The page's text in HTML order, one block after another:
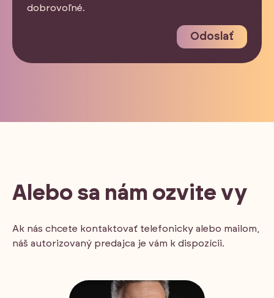
dobrovoľné.
Odoslať
Alebo sa nám ozvite vy
Ak nás chcete kontaktovať telefonicky alebo mailom,
náš autorizovaný predajca je vám k dispozícii.